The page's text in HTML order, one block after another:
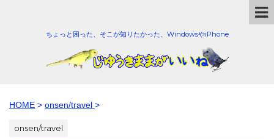
ちょっと困った、そこが知りたかった、WindowsやiPhone
HOME > onsen/travel >
onsen/travel